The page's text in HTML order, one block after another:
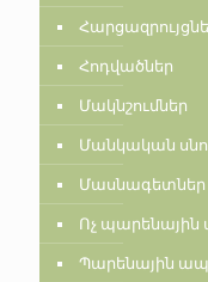
Հոդվածներ
Մակնշումներ
Մանկական
Մասնագետներ
Ոչ
Պարենային